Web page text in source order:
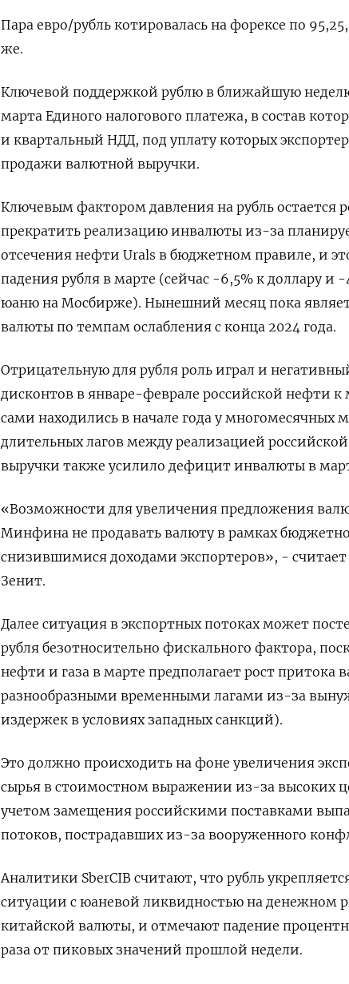
Пара евро/рубль котировалась на форексе по
же.
Ключевой поддержкой ‌рублю в ближайшую
марта Единого налогового платежа, в состав
и квартальный НДД, под уплату которых
продажи валютной выручки.
Ключевым фактором давления на рубль
прекратить реализацию инвалюты из-за
отсечения нефти Urals в бюджетном правиле, и
падения рубля в марте (сейчас -6,5% к доллару и
юаню на Мосбирже). Нынешний ​месяц пока
валюты по темпам ослабления с конца 2024 года.
Отрицательную для рубля роль играл и
дисконтов в январе-феврале российской нефти
сами находились в начале года у многомесячных
длительных лагов между реализацией
выручки также усилило дефицит инвалюты в
«Возможности для увеличения предложения
Минфина не продавать валюту в рамках
снизившимися доходами экспортеров», -
Зенит.
Далее ситуация в экспортных потоках может
рубля безотносительно фискального фактора,
нефти и ​газа в марте предполагает рост притока
разнообразными временными лагами из-за
издержек в условиях западных санкций).
Это должно происходить на фоне увеличения
сырья в стоимостном выражении из-за высоких
учетом замещения российскими поставками
потоков, пострадавших из-за вооруженного
Аналитики SberCIB считают, что рубль
ситуации с юаневой ликвидностью ​на денежном
китайской валюты, и отмечают падение
раза от пиковых значений прошлой недели.